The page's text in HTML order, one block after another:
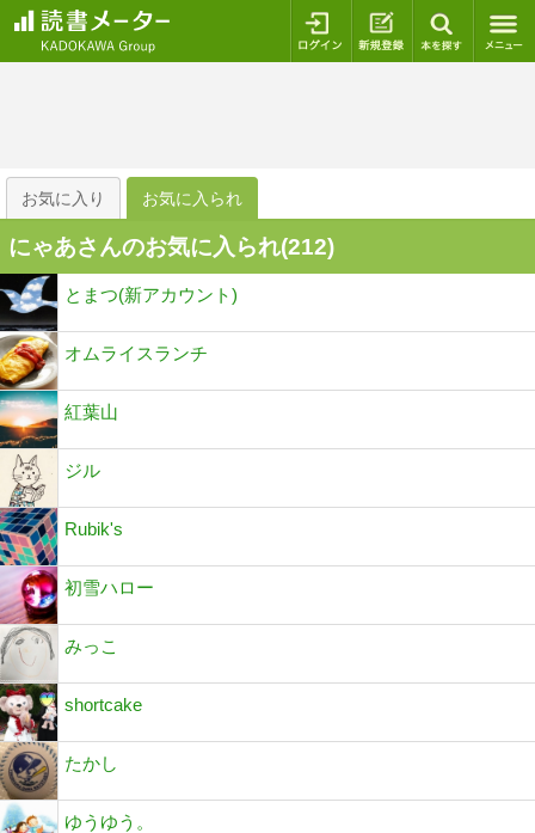
ログイン 新規登録
お気に入り お気に入られ
にゃあさんのお気に入られ(212)
とまつ(新アカウント)
オムライスランチ
紅葉山
ジル
Rubik's
初雪ハロー
みっこ
shortcake
たかし
ゆうゆう。